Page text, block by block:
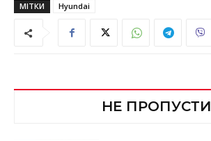
МІТКИ Hyundai
НЕ ПРОПУСТИ